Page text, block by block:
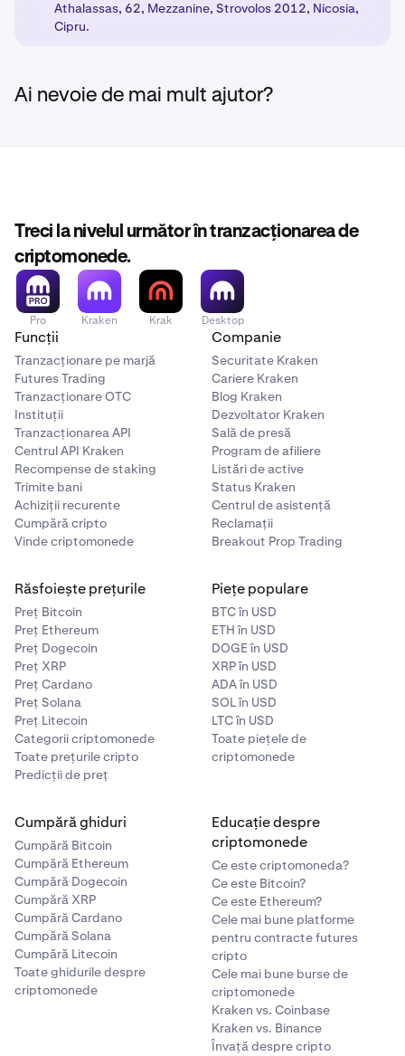
Activați produsele:După ce finalizați pașii necesari,
produsele alese de dumneavoastră vor fi deblocate
tranzacționare cu produsele noastre reglementate.
Athalassas, 62, Mezzanine, Strovolos 2012, Nicosia,
Cipru.
Ai nevoie de mai mult ajutor?
Treci la nivelul următor în tranzacționarea de
criptomonede.
Pro Kraken Krak Desktop
Funcții
Tranzacționare pe marjă
Futures Trading
Tranzacționare OTC
Instituții
Tranzacționarea API
Centrul API Kraken
Recompense de staking
Trimite bani
Achiziții recurente
Cumpără cripto
Vinde criptomonede
Companie
Securitate Kraken
Cariere Kraken
Blog Kraken
Dezvoltator Kraken
Sală de presă
Program de afiliere
Listări de active
Status Kraken
Centrul de asistență
Reclamații
Breakout Prop Trading
Răsfoiește prețurile
Preț Bitcoin
Preț Ethereum
Preț Dogecoin
Preț XRP
Preț Cardano
Preț Solana
Preț Litecoin
Categorii criptomonede
Toate prețurile cripto
Predicții de preț
Piețe populare
BTC în USD
ETH în USD
DOGE în USD
XRP în USD
ADA în USD
SOL în USD
LTC în USD
Toate piețele de
criptomonede
Cumpără ghiduri
Cumpără Bitcoin
Cumpără Ethereum
Cumpără Dogecoin
Cumpără XRP
Cumpără Cardano
Cumpără Solana
Cumpără Litecoin
Toate ghidurile despre
criptomonede
Educație despre
criptomonede
Ce este criptomoneda?
Ce este Bitcoin?
Ce este Ethereum?
Cele mai bune platforme
pentru contracte futures
cripto
Cele mai bune burse de
criptomonede
Kraken vs. Coinbase
Kraken vs. Binance
Învață despre cripto